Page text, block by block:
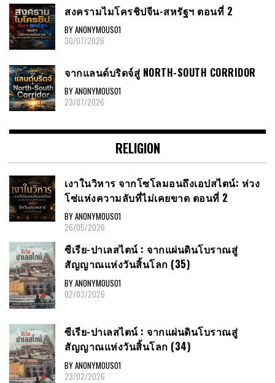
สงครามไมโครชิปจีน-สหรัฐฯ ตอนที่ 2
BY ANONYMOUS01
30/07/2026
จากแลนด์บริดจ์สู่ NORTH-SOUTH CORRIDOR
BY ANONYMOUS01
23/07/2026
RELIGION
เงาในวิหาร จากโซโลมอนถึงเอปสไตน์: ห่วง
โซ่แห่งความลับที่ไม่เคยขาด ตอนที่ 2
BY ANONYMOUS01
26/05/2026
ซีเรีย​-ปาเลสไตน์​ : จากแผ่นดินโบราณสู่
สัญญาณ​แห่งวันสิ้นโลก​ (35)
BY ANONYMOUS01
02/03/2026
ซีเรีย​-ปาเลสไตน์​ : จากแผ่นดินโบราณสู่
สัญญาณ​แห่งวันสิ้นโลก​ (34)
BY ANONYMOUS01
23/02/2026